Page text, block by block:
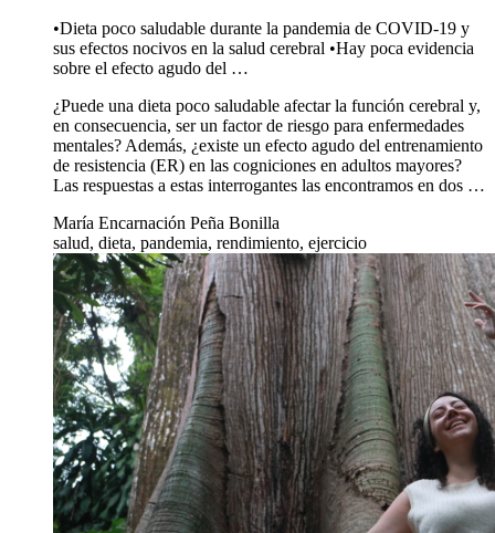
•Dieta poco saludable durante la pandemia de COVID-19 y
sus efectos nocivos en la salud cerebral •Hay poca evidencia
sobre el efecto agudo del …
¿Puede una dieta poco saludable afectar la función cerebral y,
en consecuencia, ser un factor de riesgo para enfermedades
mentales? Además, ¿existe un efecto agudo del entrenamiento
de resistencia (ER) en las cogniciones en adultos mayores?
Las respuestas a estas interrogantes las encontramos en dos …
María Encarnación Peña Bonilla
salud, dieta, pandemia, rendimiento, ejercicio